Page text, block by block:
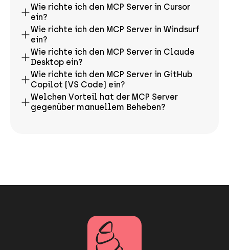
Wie richte ich den MCP Server in Cursor
ein?
Wie richte ich den MCP Server in Windsurf
ein?
Wie richte ich den MCP Server in Claude
Desktop ein?
Wie richte ich den MCP Server in GitHub
Copilot (VS Code) ein?
Welchen Vorteil hat der MCP Server
gegenüber manuellem Beheben?